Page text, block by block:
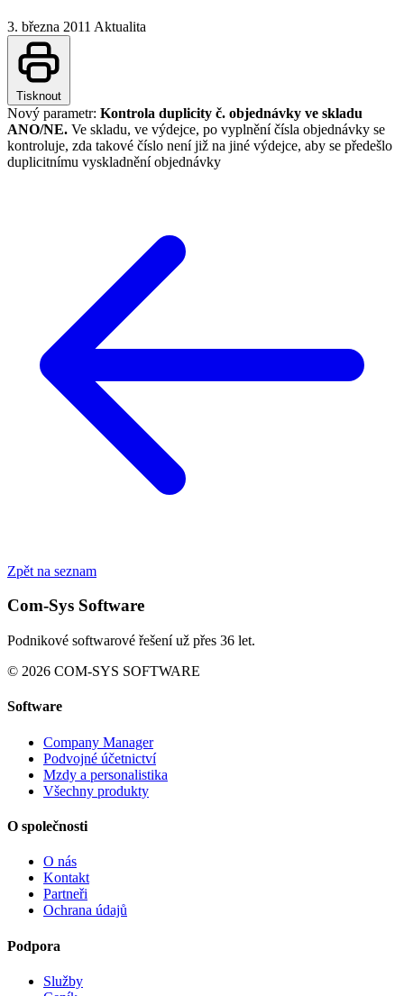
3. března 2011 Aktualita
Tisknout
Nový parametr: Kontrola duplicity č. objednávky ve skladu
ANO/NE. Ve skladu, ve výdejce, po vyplnění čísla objednávky se
kontroluje, zda takové číslo není již na jiné výdejce, aby se předešlo
duplicitnímu vyskladnění objednávky
Zpět na seznam
Com-Sys Software
Podnikové softwarové řešení už přes 36 let.
© 2026 COM-SYS SOFTWARE
Software
Company Manager
Podvojné účetnictví
Mzdy a personalistika
Všechny produkty
O společnosti
O nás
Kontakt
Partneři
Ochrana údajů
Podpora
Služby